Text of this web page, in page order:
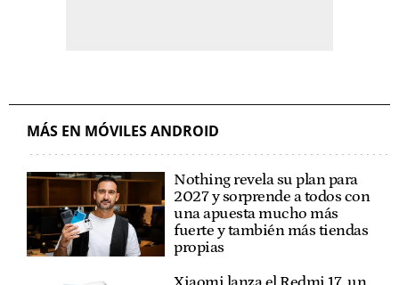
MÁS EN MÓVILES ANDROID
Nothing revela su plan para
2027 y sorprende a todos con
una apuesta mucho más
fuerte y también más tiendas
propias